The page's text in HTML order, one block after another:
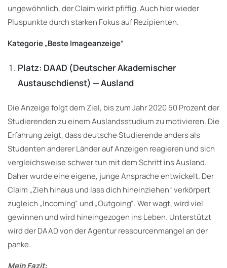
ungewöhnlich, der Claim wirkt pfiffig. Auch hier wieder
Pluspunkte durch starken Fokus auf Rezipienten.
Kategorie „Beste Imageanzeige“
Platz: DAAD (Deutscher Akademischer
Austauschdienst) — Ausland
Die Anzeige folgt dem Ziel, bis zum Jahr 2020 50 Prozent der
Studierenden zu einem Auslandsstudium zu motivieren. Die
Erfahrung zeigt, dass deutsche Studierende anders als
Studenten anderer Länder auf Anzeigen reagieren und sich
vergleichsweise schwer tun mit dem Schritt ins Ausland.
Daher wurde eine eigene, junge Ansprache entwickelt. Der
Claim „Zieh hinaus und lass dich hineinziehen“ verkörpert
zugleich „Incoming“ und „Outgoing“. Wer wagt, wird viel
gewinnen und wird hineingezogen ins Leben. Unterstützt
wird der DAAD von der Agentur ressourcenmangel an der
panke.
Mein Fazit: